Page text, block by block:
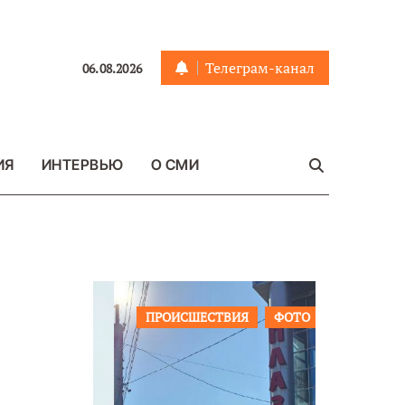
06.08.2026 Телеграм-канал
ИНТЕРВЬЮ О СМИ
ПРОИСШЕСТВИЯ ФОТО